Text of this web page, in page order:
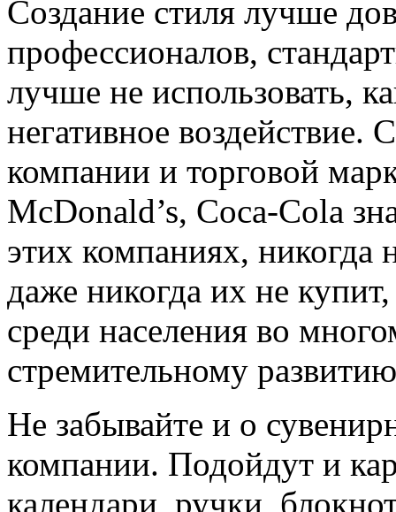
Создание стиля лучше
профессионалов,
лучше не использовать,
негативное воздействие.
компании и торговой
McDonald’s, Coca-Cola
этих компаниях,
даже никогда их не
среди населения во
стремительному
Не забывайте и о
компании. Подойдут и
календари, ручки,